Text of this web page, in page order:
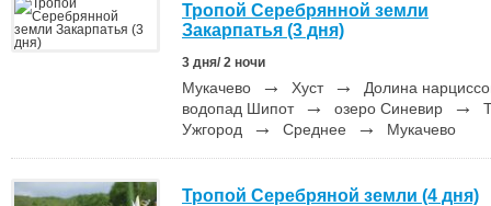
Тропой Серебрянной земли
Закарпатья (3 дня)
3 дня/ 2 ночи
Мукачево → Хуст →
Долина
водопад Шипот
→ озеро Синевир →
Ужгород
→ Среднее → Мукачево
Тропой Серебряной земли (4 дня)